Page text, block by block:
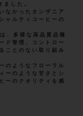
ました。
なかったタンザニア
ャルティコーヒーの
、多様な高品質品種
ド管理、コントロー
ことのない取り組み
のようなフローラル
ーのような甘さとシ
ーのクオリティを感